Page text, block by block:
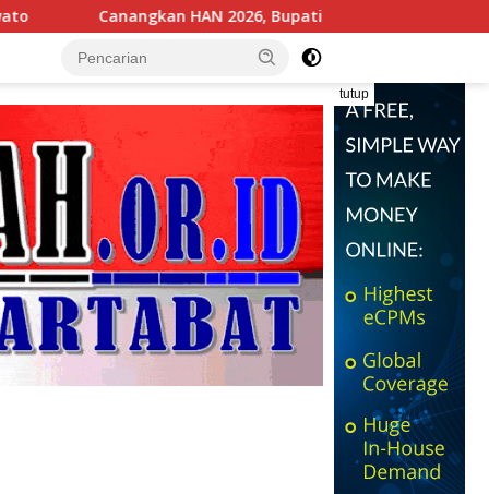
2026, Bupati Saipul : PAUD Fondasi Utama Cetak Generasi
tutup